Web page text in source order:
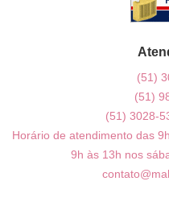
(51)
(51)
(51) 3028-
Horário de atendimento das
9h às 13h nos